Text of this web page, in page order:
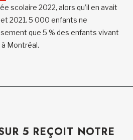
scolaire 2022, alors qu’il en avait
2021. 5 000 enfants ne
que 5 % des enfants vivant
Montréal.
5 REÇOIT NOTRE